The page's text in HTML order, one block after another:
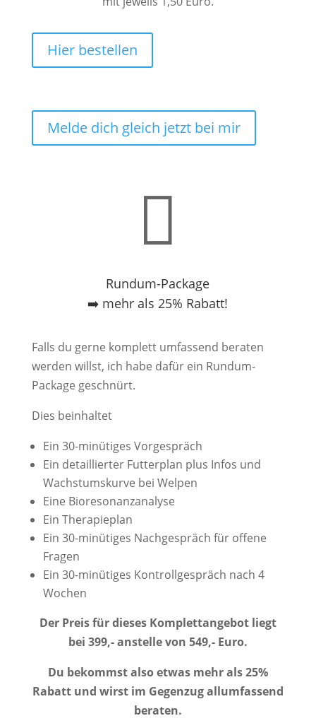
Hier bestellen
Melde dich gleich jetzt bei mir

Rundum-Package
➡️ mehr als 25% Rabatt!
Falls du gerne komplett umfassend beraten
werden willst, ich habe dafür ein Rundum-
Package geschnürt.
Dies beinhaltet
Ein 30-minütiges Vorgespräch
Ein detaillierter Futterplan plus Infos und
Wachstumskurve bei Welpen
Eine Bioresonanzanalyse
Ein Therapieplan
Ein 30-minütiges Nachgespräch für offene
Fragen
Ein 30-minütiges Kontrollgespräch nach 4
Wochen
Der Preis für dieses Komplettangebot liegt
bei 399,- anstelle von 549,- Euro.
Du bekommst also etwas mehr als 25%
Rabatt und wirst im Gegenzug allumfassend
beraten.